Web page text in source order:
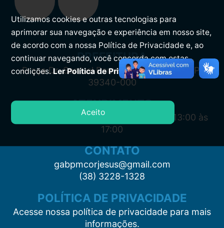
PREFEITURA
Praça Dr. Samuel Barreto, s/n, Centro CEP:
39340-000
ATENDIMENTO
Segunda à Sexta: 7:00 às 11:00 e das 13:00 às
17:00
CONTATO
gabpmcorjesus@gmail.com
(38) 3228-1328
POLÍTICA DE PRIVACIDADE
Acesse nossa política de privacidade para mais
informações.
Utilizamos cookies e outras tecnologias para
aprimorar sua navegação e experiência em nosso site,
de acordo com a nossa Política de Privacidade e, ao
continuar navegando, você concorda com estas
condições.Ler Política de Privacidade.
Aceito